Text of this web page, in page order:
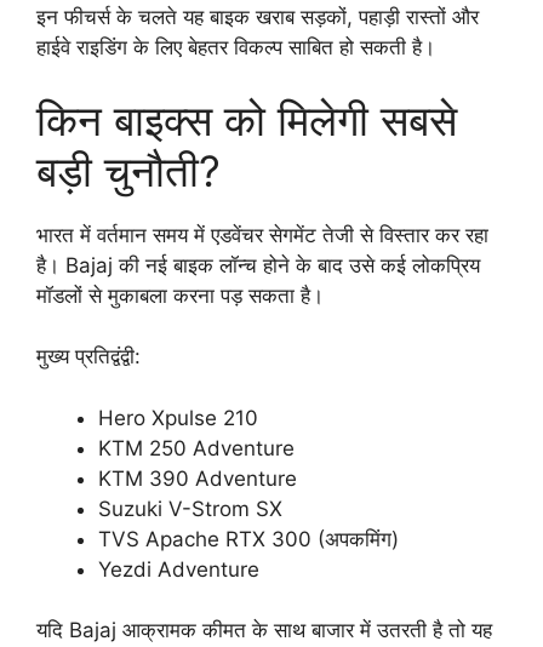
इन फीचर्स के चलते यह बाइक खराब सड़कों, पहाड़ी रास्तों और
हाईवे राइडिंग के लिए बेहतर विकल्प साबित हो सकती है।
किन बाइक्स को मिलेगी सबसे
बड़ी चुनौती?
भारत में वर्तमान समय में एडवेंचर सेगमेंट तेजी से विस्तार कर रहा
है। Bajaj की नई बाइक लॉन्च होने के बाद उसे कई लोकप्रिय
मॉडलों से मुकाबला करना पड़ सकता है।
मुख्य प्रतिद्वंद्वी:
Hero Xpulse 210
KTM 250 Adventure
KTM 390 Adventure
Suzuki V-Strom SX
TVS Apache RTX 300 (अपकमिंग)
Yezdi Adventure
यदि Bajaj आक्रामक कीमत के साथ बाजार में उतरती है तो यह